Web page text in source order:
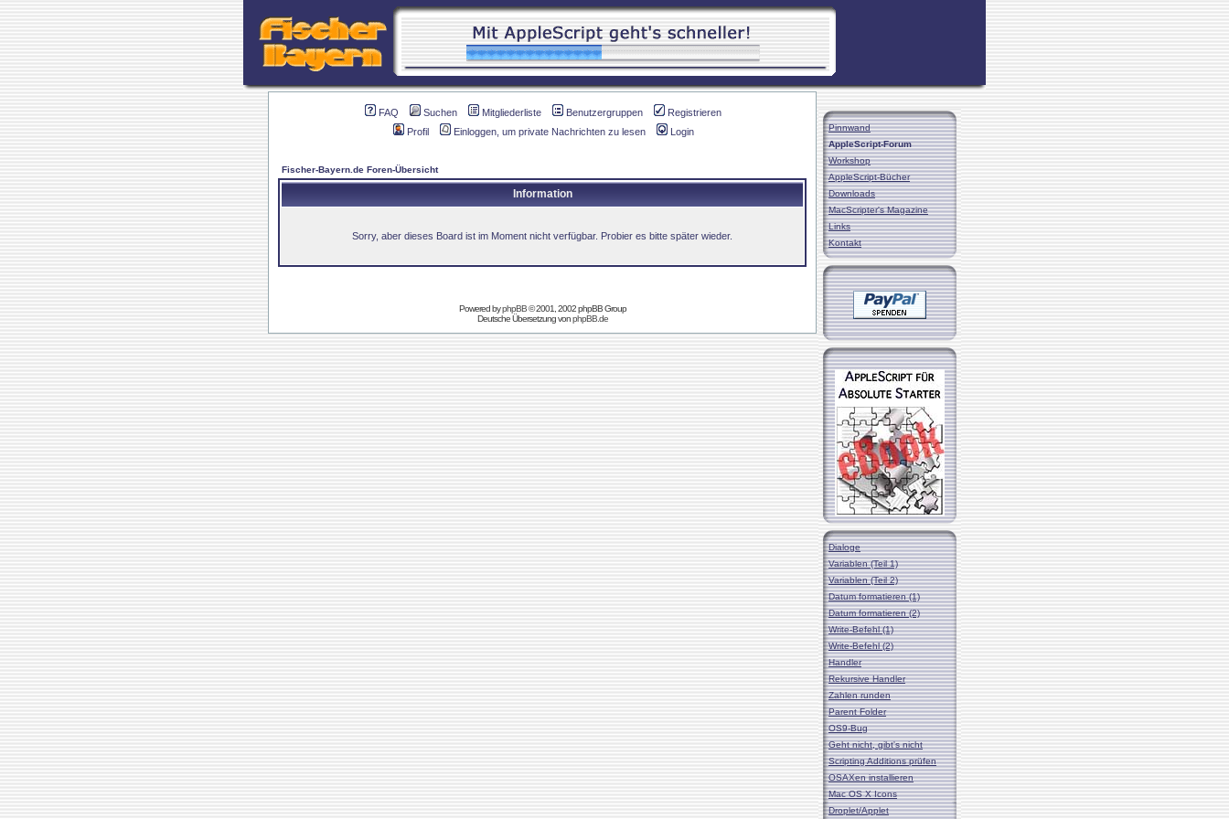
FAQ Suchen Mitgliederliste Benutzergruppen
Registrieren
Profil
Einloggen, um private Nachrichten zu lesen Login
Fischer-Bayern.de Foren-Übersicht
Information
Sorry, aber dieses Board ist im Moment nicht verfügbar. Probier es bitte später wieder.
Powered byphpBB© 2001, 2002 phpBB Group
Deutsche Übersetzung vonphpBB.de
Pinnwand
AppleScript-Forum
Workshop
AppleScript-Bücher
Downloads
MacScripter's Magazine
Links
Kontakt
Dialoge
Variablen (Teil 1)
Variablen (Teil 2)
Datum formatieren (1)
Datum formatieren (2)
Write-Befehl (1)
Write-Befehl (2)
Handler
Rekursive Handler
Zahlen runden
Parent Folder
OS9-Bug
Geht nicht, gibt's nicht
Scripting Additions prüfen
OSAXen installieren
Mac OS X Icons
Droplet/Applet